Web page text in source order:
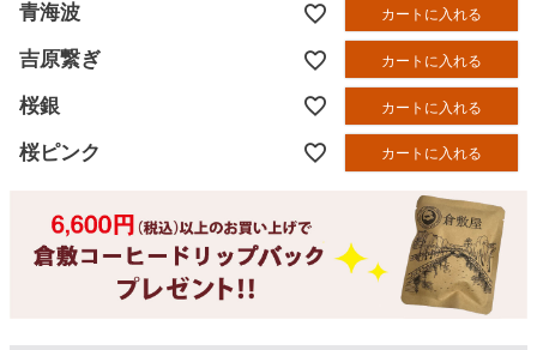
青海波 カートに入れる
吉原繋ぎ カートに入れる
桜銀 カートに入れる
桜ピンク カートに入れる